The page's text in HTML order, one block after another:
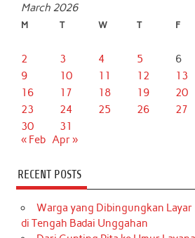
March 2026
M T W T F
2
3 4 5 6
9
10 11 12 13
16
17 18 19 20
23
24 25 26 27
30
31
« Feb Apr »
RECENT POSTS
Warga yang Dibingungkan Layar
di Tengah Badai Unggahan